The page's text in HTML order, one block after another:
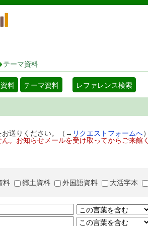
岡山県立図書館 蔵書検索・予約システム
テーマ資料
料 テーマ資料 レファレンス検索
お送りください。（→ リクエストフォームへ）
。お知らせメールを受け取ってからご来館
料 郷土資料 外国語資料 大活字本